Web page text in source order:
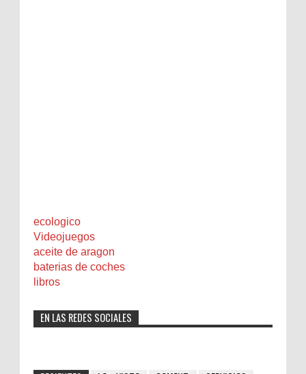
ecologico
Videojuegos
aceite de aragon
baterias de coches
libros
EN LAS REDES SOCIALES